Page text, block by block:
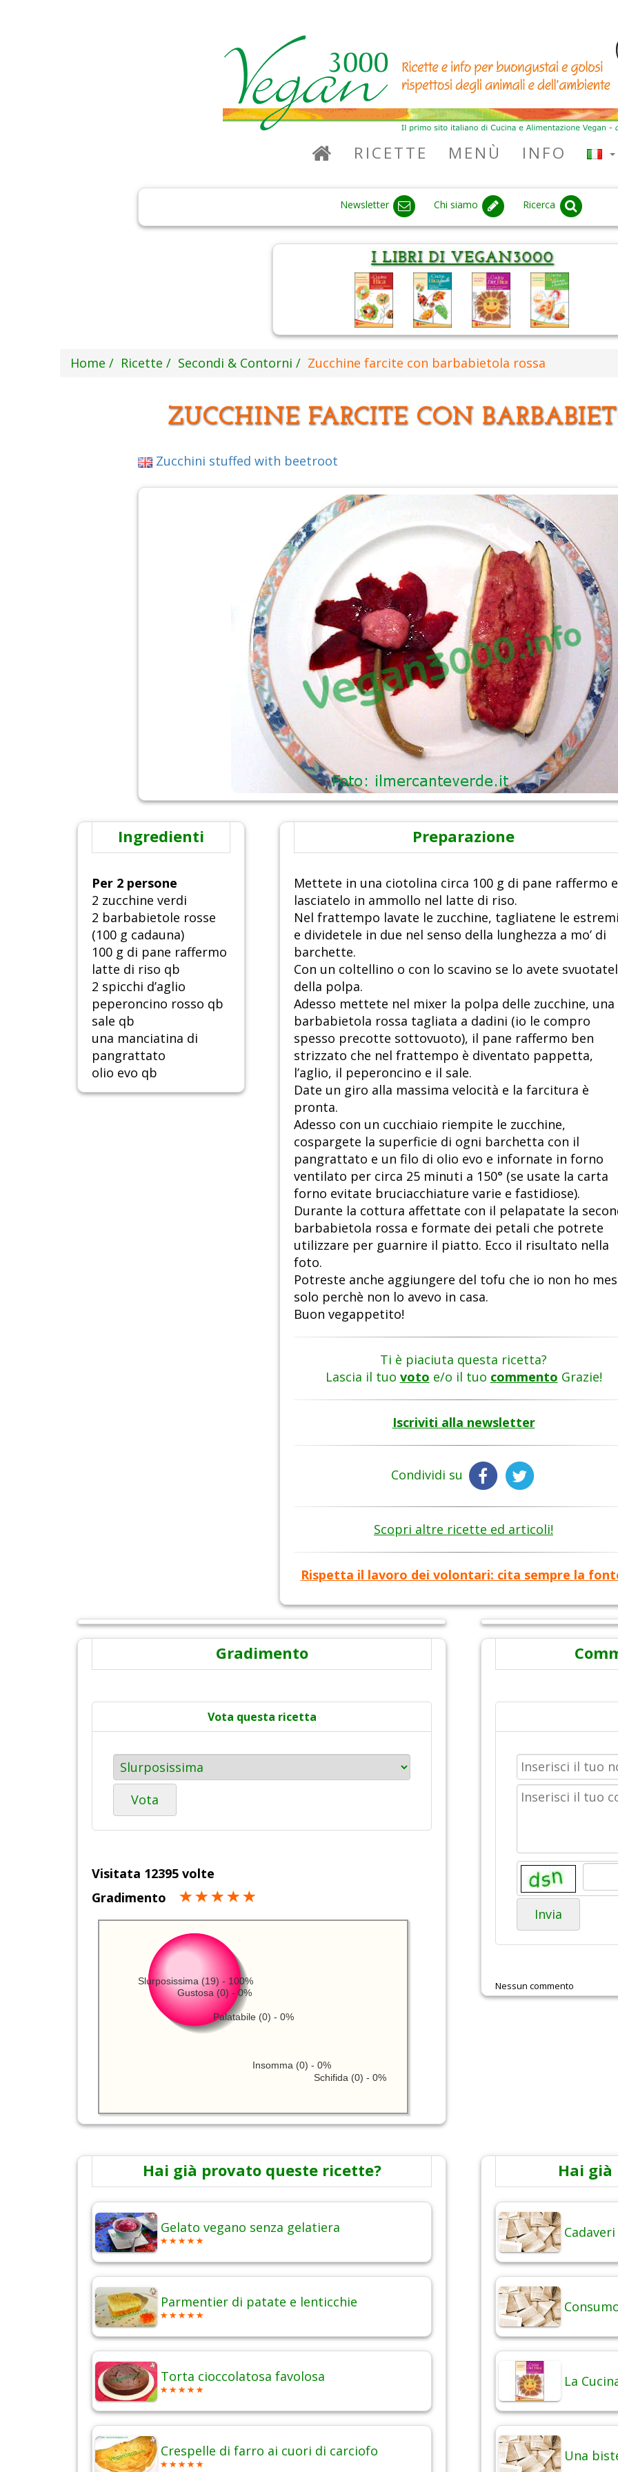
RICETTE MENÙ INFO
Newsletter Chi siamo Ricerca
Home Ricette Secondi & Contorni Zucchine farcite con barbabietola rossa
ZUCCHINE FARCITE CON
Zucchini stuffed with beetroot
Ingredienti
Per 2 persone
2 zucchine verdi
2 barbabietole rosse
(100 g cadauna)
100 g di pane raffermo
latte di riso qb
2 spicchi d’aglio
peperoncino rosso qb
sale qb
una manciatina di
pangrattato
olio evo qb
Preparazione
Mettete in una ciotolina circa 100 g di pane raffermo e
lasciatelo in ammollo nel latte di riso.
Nel frattempo lavate le zucchine, tagliatene le
e dividetele in due nel senso della lunghezza a mo’ di
barchette.
Con un coltellino o con lo scavino se lo avete
della polpa.
Adesso mettete nel mixer la polpa delle zucchine, una
barbabietola rossa tagliata a dadini (io le compro
spesso precotte sottovuoto), il pane raffermo ben
strizzato che nel frattempo è diventato pappetta,
l’aglio, il peperoncino e il sale.
Date un giro alla massima velocità e la farcitura è
pronta.
Adesso con un cucchiaio riempite le zucchine,
cospargete la superficie di ogni barchetta con il
pangrattato e un filo di olio evo e infornate in forno
ventilato per circa 25 minuti a 150° (se usate la carta
forno evitate bruciacchiature varie e fastidiose).
Durante la cottura affettate con il pelapatate la
barbabietola rossa e formate dei petali che potrete
utilizzare per guarnire il piatto. Ecco il risultato nella
foto.
Potreste anche aggiungere del tofu che io non ho
solo perchè non lo avevo in casa.
Buon vegappetito!
Ti è piaciuta questa ricetta?
Lascia il tuo voto e/o il tuo commento Grazie!
Iscriviti alla newsletter
Condividi su
Scopri altre ricette ed articoli!
Rispetta il lavoro dei volontari: cita sempre la
Gradimento
Vota questa ricetta
Vota
Visitata 12395 volte
Gradimento
Slurposissima (19) - 100%
Schifida (0) - 0%
Insomma (0) - 0%
Palatabile (0) - 0%
Gustosa (0) - 0%
Invia
Nessun commento
Hai già provato queste ricette?
Gelato vegano senza gelatiera
Parmentier di patate e lenticchie
Torta cioccolatosa favolosa
Crespelle di farro ai cuori di carciofo
Hai
La
Una